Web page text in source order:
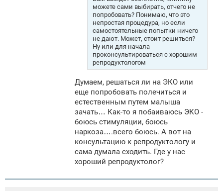
можете сами выбирать, отчего не
попробовать? Понимаю, что это
непростая процедура, но если
самостоятельные попытки ничего
не дают. Может, стоит решиться?
Ну или для начала
проконсультироваться с хорошим
репродуктологом
Думаем, решаться ли на ЭКО или
еще попробовать полечиться и
естественным путем малыша
зачать… Как-то я побаиваюсь ЭКО -
боюсь стимуляции, боюсь
наркоза….всего боюсь. А вот на
консультацию к репродуктологу и
сама думала сходить. Где у нас
хороший репродуктолог?